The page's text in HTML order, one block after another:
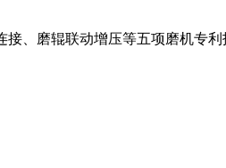
、磨辊联动增压等五项磨机专